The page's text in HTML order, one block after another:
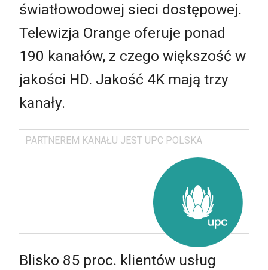
światłowodowej sieci dostępowej.
Telewizja Orange oferuje ponad
190 kanałów, z czego większość w
jakości HD. Jakość 4K mają trzy
kanały.
PARTNEREM KANAŁU JEST UPC POLSKA
Blisko 85 proc. klientów usług